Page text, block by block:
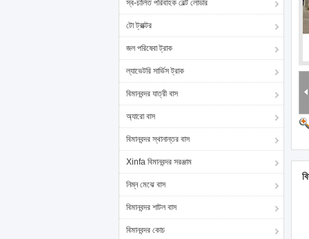
স্ব-চালিত পরিবাহক বেল্ট লোডার
টো ট্রাক্টর
জল পরিষেবা ট্রাক
ল্যাভেটরি সার্ভিস ট্রাক
বিমানবন্দর যাত্রী বাস
অ্যারো বাস
বিমানবন্দর স্থানান্তর বাস
Xinfa বিমানবন্দর সরঞ্জাম
নিম্ন মেঝে বাস
বিমানবন্দর শাটল বাস
বিমানবন্দর কোচ